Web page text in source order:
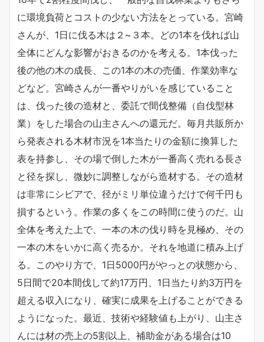
に環境負荷とコストの少ない方法をとっている。宮崎
さんが、1日に伐る木は２~３本。どの1本を伐れば山
全体にどんな影響がおきるのかを考える。1本伐った
後の他の木の成長、この1本の木の売価、作業効率な
どなど。宮崎さんが一番やりがいを感じていること
は、伐った後の造材と、委託で間伐整備（自伐型林
業）をした場合の山主さんへの還元だ。毎月共販所か
ら発表される木材市況を1本当たりの金額に換算した
表を持参し、その場で倒した木が一番高く売れる長さ
と径を探し、微妙に調整しながら造材する。その造材
は非常にシビアで、径がミリ単位違うだけで何千円も
損するという。作業の多くをこの時間に使うのだ。山
全体を考えた上で、一本の木の伐り時を見極め、その
一本の木をいかに高く売るか。それを地道に積み上げ
る。このやり方で、1日5000円がやっとの状態から、
5日間で20本間伐して約17万円、1日当たり約3万円を
超える収入になり、確実に成果を上げることができる
ようになった。最近、技術や経験値も上がり、山主さ
んには材の売上の5割以上、補助金がある場合は10